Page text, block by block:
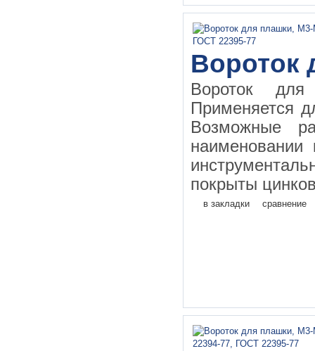
Вороток
Вороток
Применяется
Возможные
наименовании
покрыты
в закладки сравнение